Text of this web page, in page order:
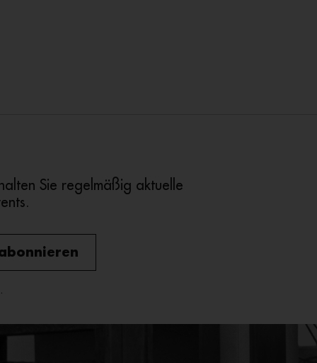
Sie regelmäßig aktuelle